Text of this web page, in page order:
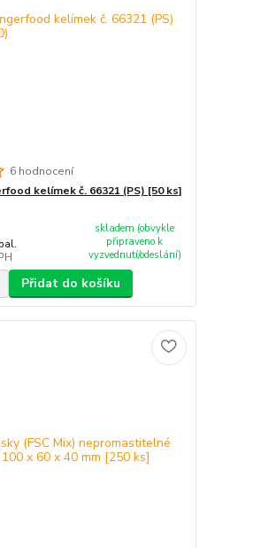
6 hodnocení
kelímek č. 66321 (PS) [50 ks]
skladem (obvykle
připraveno k
vyzvednutí/odeslání)
Přidat do košíku